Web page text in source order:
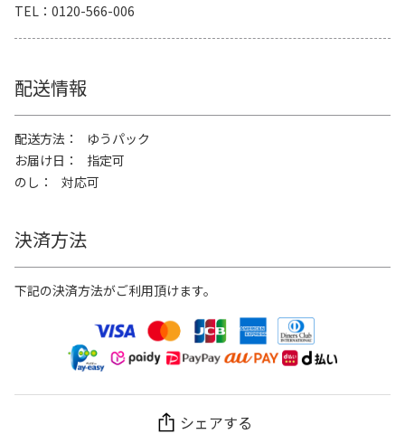
TEL
0120-566-006
配送情報
配送方法
ゆうパック
お届け日
指定可
のし
対応可
決済方法
下記の決済方法がご利用頂けます。
シェアする